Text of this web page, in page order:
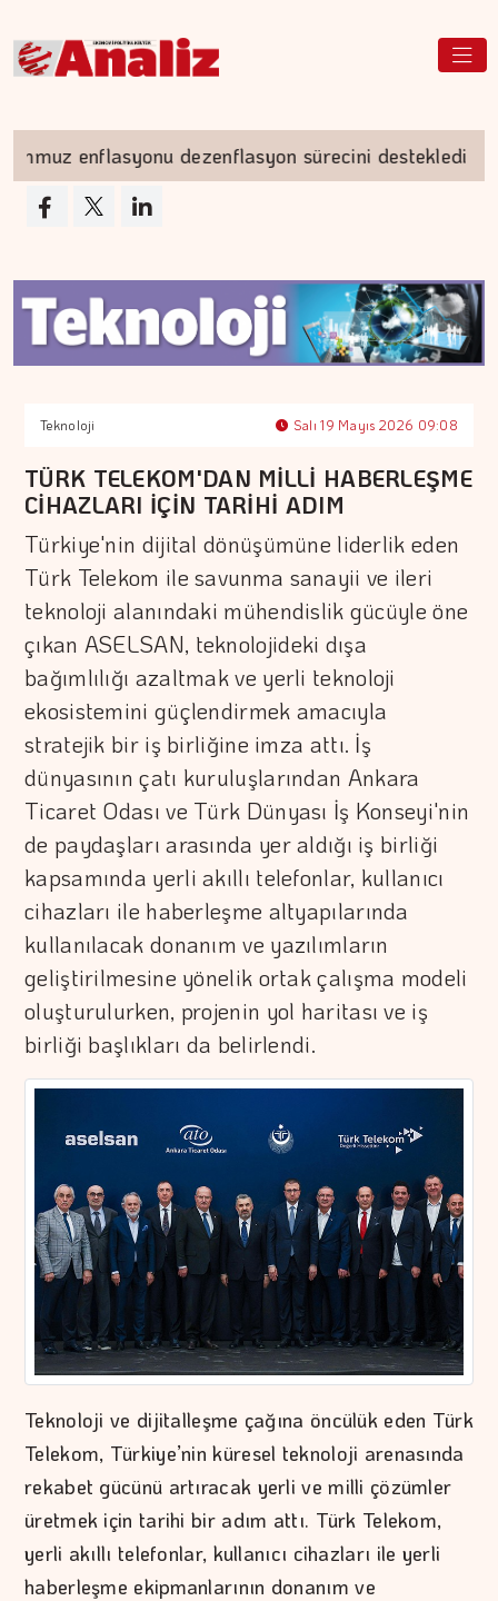
enflasyonu dezenflasyon sürecini destekledi
Teknoloji Salı 19 Mayıs 2026 09:08
TÜRK TELEKOM'DAN MİLLİ HABERLEŞME
CİHAZLARI İÇİN TARİHİ ADIM
Türkiye'nin dijital dönüşümüne liderlik eden
Türk Telekom ile savunma sanayii ve ileri
teknoloji alanındaki mühendislik gücüyle öne
çıkan ASELSAN, teknolojideki dışa
bağımlılığı azaltmak ve yerli teknoloji
ekosistemini güçlendirmek amacıyla
stratejik bir iş birliğine imza attı. İş
dünyasının çatı kuruluşlarından Ankara
Ticaret Odası ve Türk Dünyası İş Konseyi'nin
de paydaşları arasında yer aldığı iş birliği
kapsamında yerli akıllı telefonlar, kullanıcı
cihazları ile haberleşme altyapılarında
kullanılacak donanım ve yazılımların
geliştirilmesine yönelik ortak çalışma modeli
oluşturulurken, projenin yol haritası ve iş
birliği başlıkları da belirlendi.
Teknoloji ve dijitalleşme çağına öncülük eden Türk
Telekom, Türkiye’nin küresel teknoloji arenasında
rekabet gücünü artıracak yerli ve milli çözümler
üretmek için tarihi bir adım attı. Türk Telekom,
yerli akıllı telefonlar, kullanıcı cihazları ile yerli
haberleşme ekipmanlarının donanım ve